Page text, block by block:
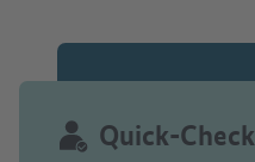
Quick-Check